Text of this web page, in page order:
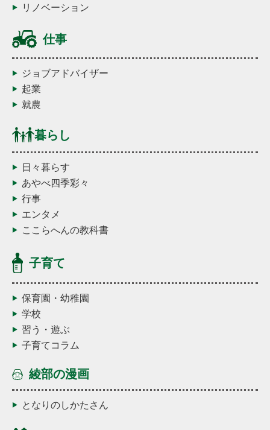
リノベーション
仕事
ジョブアドバイザー
起業
就農
暮らし
日々暮らす
あやべ四季彩々
行事
エンタメ
ここらへんの教科書
子育て
保育園・幼稚園
学校
習う・遊ぶ
子育てコラム
綾部の漫画
となりのしかたさん